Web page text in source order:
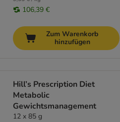
106,39 €
Zum Warenkorb
hinzufügen
Hill’s Prescription Diet
Metabolic
Gewichtsmanagement
12 x 85 g